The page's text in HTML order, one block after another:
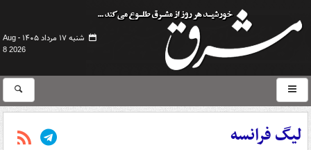
شنبه ۱۷ مرداد ۱۴۰۵ -
Aug
8 2026
لیگ فرانسه